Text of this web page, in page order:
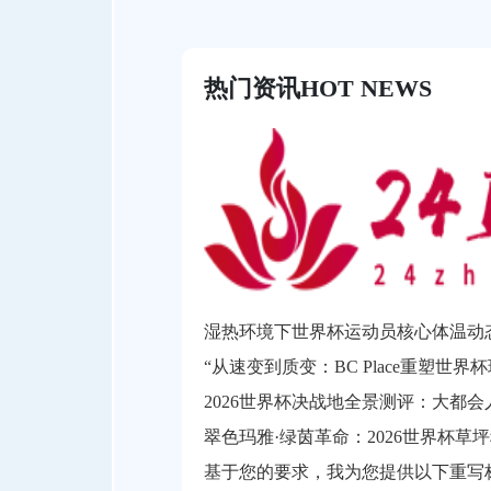
热门资讯HOT NEWS
“从速变到质变：BC Place重塑世界
翠色玛雅·绿茵革命：2026世界杯草